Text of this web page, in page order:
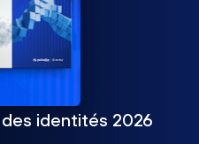
identités 2026